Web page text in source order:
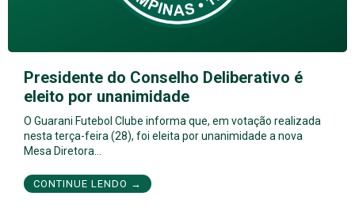
Presidente do Conselho Deliberativo é
eleito por unanimidade
O Guarani Futebol Clube informa que, em votação realizada
nesta terça-feira (28), foi eleita por unanimidade a nova
Mesa Diretora…
CONTINUE LENDO →